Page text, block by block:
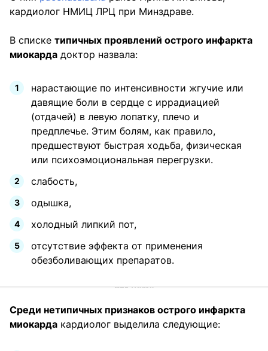
кардиолог НМИЦ ЛРЦ при Минздраве.
В списке типичных проявлений острого инфаркта
миокарда доктор назвала:
нарастающие по интенсивности жгучие или
давящие боли в сердце с иррадиацией
(отдачей) в левую лопатку, плечо и
предплечье. Этим болям, как правило,
предшествуют быстрая ходьба, физическая
или психоэмоциональная перегрузки.
слабость,
одышка,
холодный липкий пот,
отсутствие эффекта от применения
обезболивающих препаратов.
Среди нетипичных признаков острого инфаркта
миокарда кардиолог выделила следующие: